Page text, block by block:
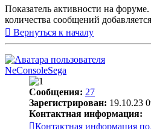
Показатель активности на
количества сообщений
Вернуться к началу
NeConsoleSega
Сообщения: 27
Зарегистрирован: 19.10.23
Контактная информация:
Контактная информация